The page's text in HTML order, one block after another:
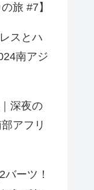
旅 #7】
スとハ
南アジ
深夜の
アフリ
ーツ！